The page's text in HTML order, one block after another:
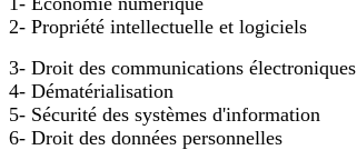
2- Propriété intellectuelle et logiciels
3- Droit des communications électroniques
4- Dématérialisation
5- Sécurité des systèmes d'information
6- Droit des données personnelles